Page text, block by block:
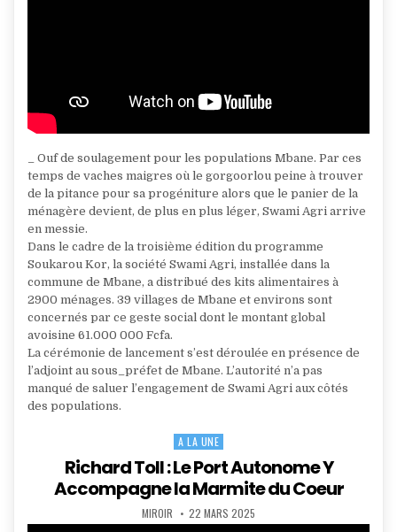
_ Ouf de soulagement pour les populations Mbane. Par ces
temps de vaches maigres où le gorgoorlou peine à trouver
de la pitance pour sa progéniture alors que le panier de la
ménagère devient, de plus en plus léger, Swami Agri arrive
en messie.
Dans le cadre de la troisième édition du programme
Soukarou Kor, la société Swami Agri, installée dans la
commune de Mbane, a distribué des kits alimentaires à
2900 ménages. 39 villages de Mbane et environs sont
concernés par ce geste social dont le montant global
avoisine 61.000 000 Fcfa.
La cérémonie de lancement s’est déroulée en présence de
l’adjoint au sous_préfet de Mbane. L’autorité n’a pas
manqué de saluer l’engagement de Swami Agri aux côtés
des populations.
Posted
in
A LA UNE
Richard Toll : Le Port Autonome Y
Accompagne la Marmite du Coeur
AUTHOR:
MIROIR PUBLISHED
DATE:
22 MARS 2025